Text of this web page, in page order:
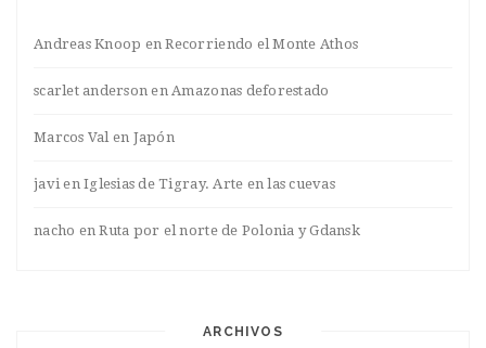
Andreas Knoop enRecorriendo el Monte Athos
scarlet anderson enAmazonas deforestado
Marcos Valen Japón
javienIglesias de Tigray. Arte en las cuevas
nacho enRuta por el norte de Polonia y Gdansk
ARCHIVOS